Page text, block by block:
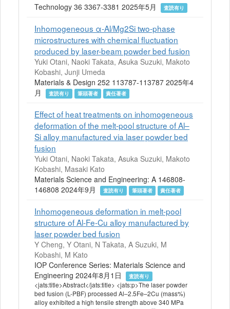
Technology 36 3367-3381 2025年5月
査読有り
Inhomogeneous α-Al/Mg2Si two-phase
microstructures with chemical fluctuation
produced by laser-beam powder bed fusion
Yuki Otani, Naoki Takata, Asuka Suzuki, Makoto
Kobashi, Junji Umeda
Materials & Design 252 113787-113787 2025年4
月
査読有り 筆頭著者 責任著者
Effect of heat treatments on inhomogeneous
deformation of the melt-pool structure of Al–
Si alloy manufactured via laser powder bed
fusion
Yuki Otani, Naoki Takata, Asuka Suzuki, Makoto
Kobashi, Masaki Kato
Materials Science and Engineering: A 146808-
146808 2024年9月
査読有り 筆頭著者 責任著者
Inhomogeneous deformation in melt-pool
structure of Al-Fe-Cu alloy manufactured by
laser powder bed fusion
Y Cheng, Y Otani, N Takata, A Suzuki, M
Kobashi, M Kato
IOP Conference Series: Materials Science and
Engineering 2024年8月1日
査読有り
<jats:title>Abstract</jats:title> <jats:p>The laser powder
bed fusion (L-PBF) processed Al–2.5Fe–2Cu (mass%)
alloy exhibited a high tensile strength above 340 MPa